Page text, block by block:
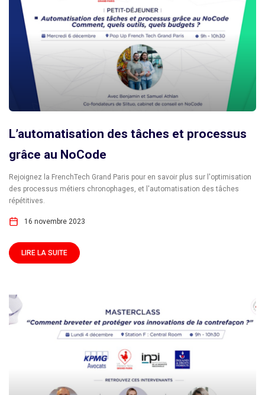
L’automatisation des tâches et processus
grâce au NoCode
Rejoignez la FrenchTech Grand Paris pour en savoir plus sur l'optimisation
des processus métiers chronophages, et l'automatisation des tâches
répétitives.
16 novembre 2023
LIRE LA SUITE